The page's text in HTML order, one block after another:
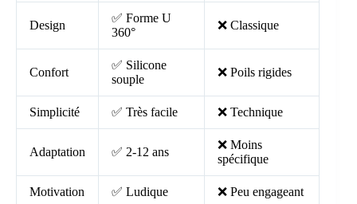
Design
✅ Forme U
360°
❌ Classique
Confort
✅ Silicone
souple
❌ Poils rigides
Simplicité ✅ Très facile ❌ Technique
Adaptation ✅ 2-12 ans
❌ Moins
spécifique
Motivation ✅ Ludique ❌ Peu engageant